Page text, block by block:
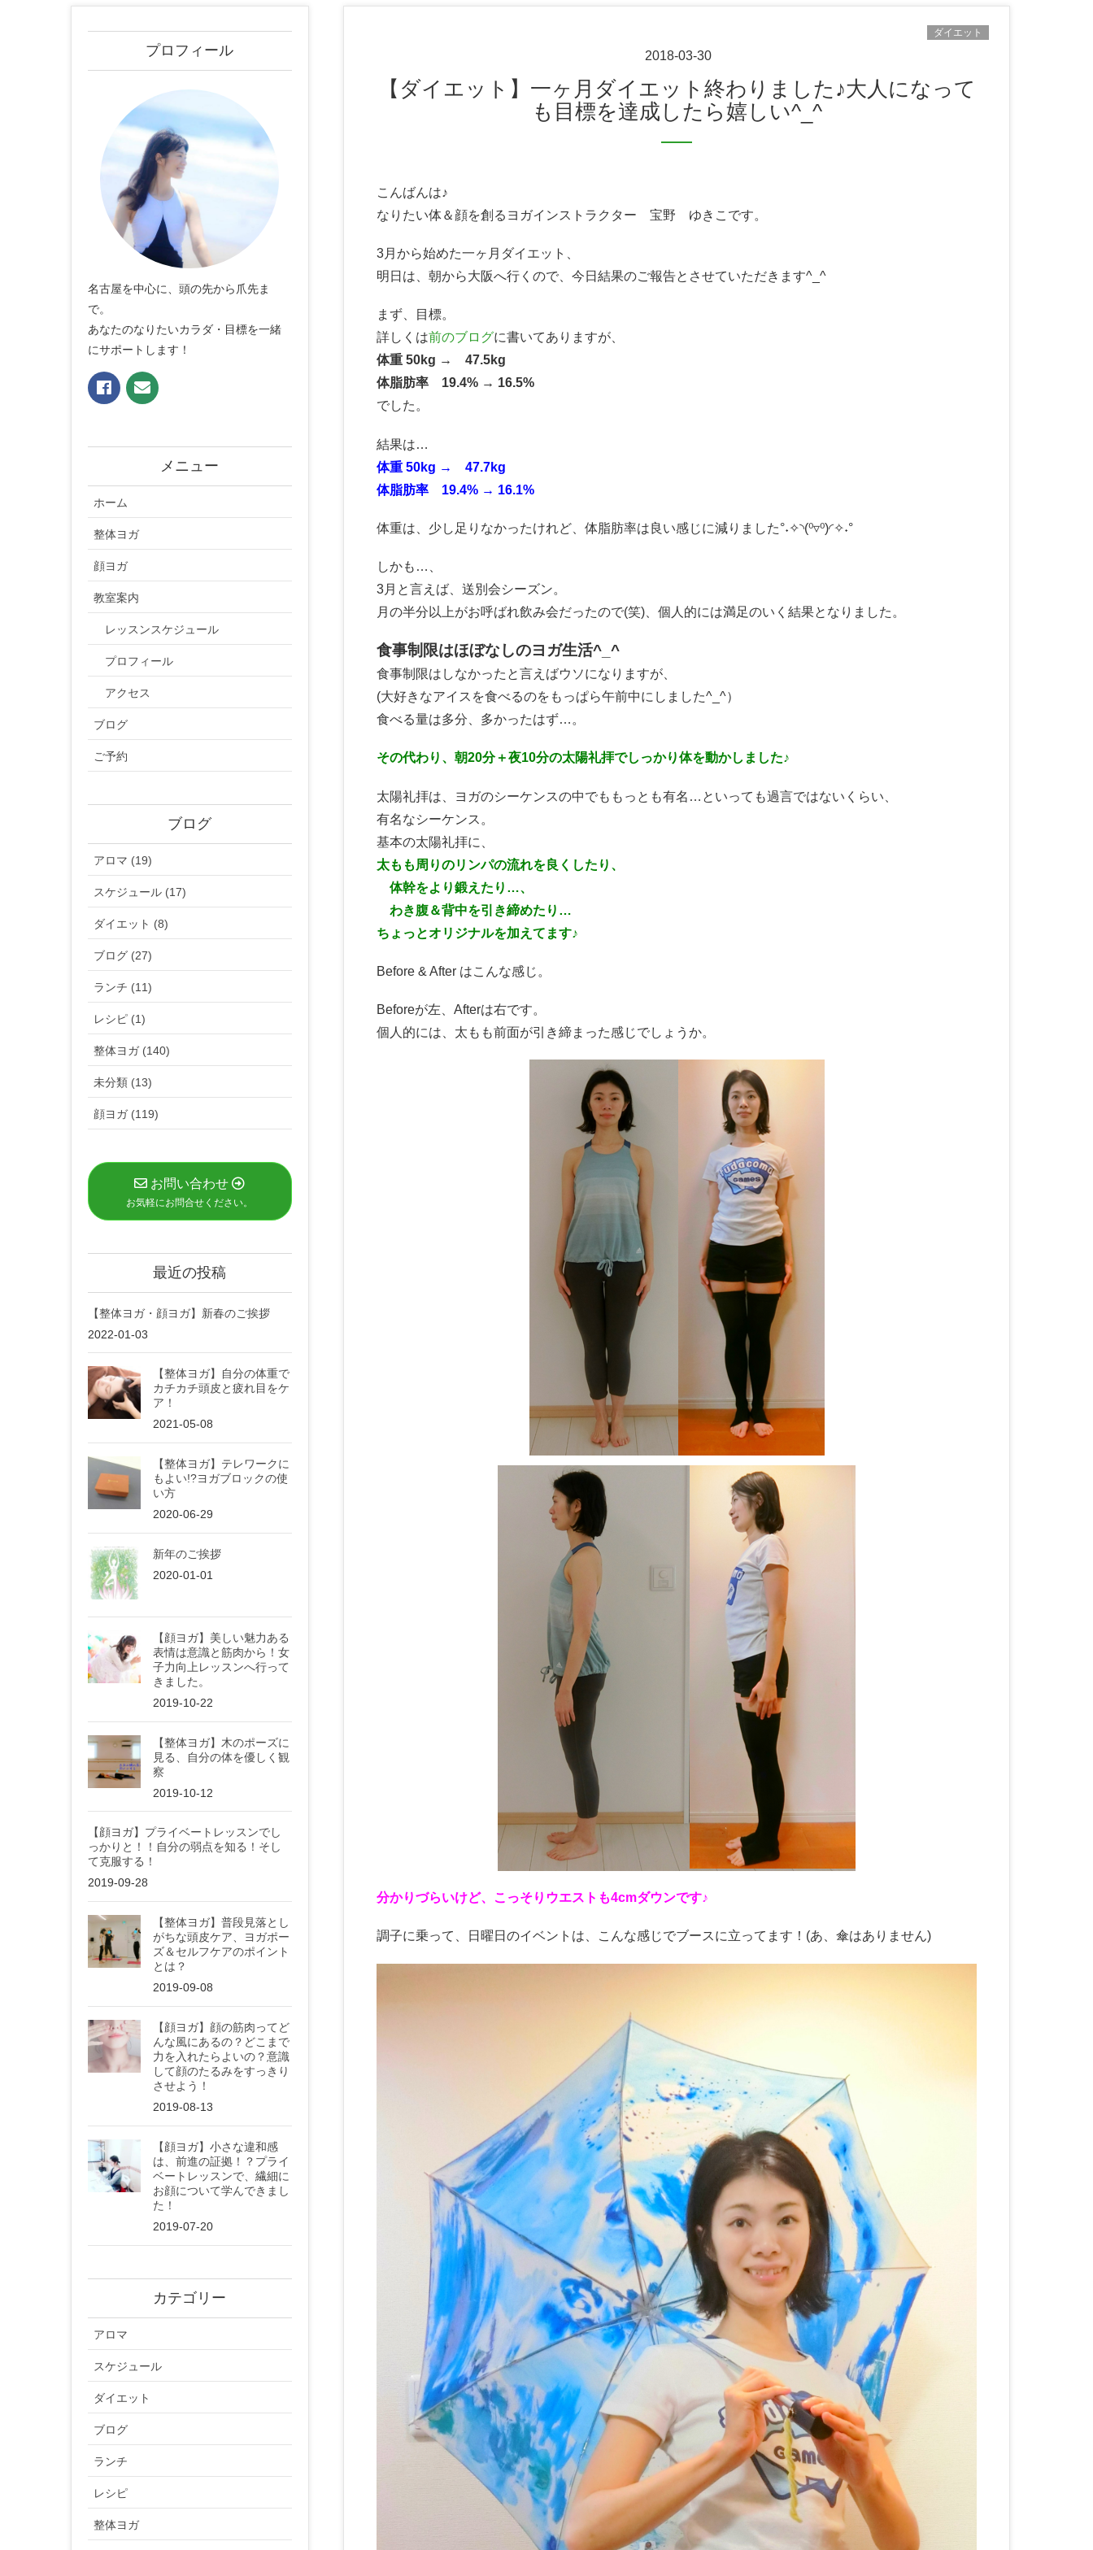
2018-03-30
ダイエット
【ダイエット】一ヶ月ダイエット終わりました♪大人になって
も目標を達成したら嬉しい^_^
こんばんは♪
なりたい体＆顔を創るヨガインストラクター 宝野 ゆきこです。
3月から始めた一ヶ月ダイエット、
明日は、朝から大阪へ行くので、今日結果のご報告とさせていただきます^_^
まず、目標。
詳しくは前のブログに書いてありますが、
体重 50kg → 47.5kg
体脂肪率 19.4% → 16.5%
でした。
結果は…
体重 50kg → 47.7kg
体脂肪率 19.4% → 16.1%
体重は、少し足りなかったけれど、体脂肪率は良い感じに減りました°˖✧◝(⁰▿⁰)◜✧˖°
しかも…、
3月と言えば、送別会シーズン。
月の半分以上がお呼ばれ飲み会だったので(笑)、個人的には満足のいく結果となりました。
食事制限はほぼなしのヨガ生活^_^
食事制限はしなかったと言えばウソになりますが、
(大好きなアイスを食べるのをもっぱら午前中にしました^_^）
食べる量は多分、多かったはず…。
その代わり、朝20分＋夜10分の太陽礼拝でしっかり体を動かしました♪
太陽礼拝は、ヨガのシーケンスの中でももっとも有名…といっても過言ではないくらい、
有名なシーケンス。
基本の太陽礼拝に、
太もも周りのリンパの流れを良くしたり、
体幹をより鍛えたり…、
わき腹＆背中を引き締めたり…
ちょっとオリジナルを加えてます♪
Before & After はこんな感じ。
Beforeが左、Afterは右です。
個人的には、太もも前面が引き締まった感じでしょうか。
分かりづらいけど、こっそりウエストも4cmダウンです♪
調子に乗って、日曜日のイベントは、こんな感じでブースに立ってます！(あ、傘はありません)
プロフィール
名古屋を中心に、頭の先から爪先ま
で。
あなたのなりたいカラダ・目標を一緒
にサポートします！
メニュー
ホーム
整体ヨガ
顔ヨガ
教室案内
レッスンスケジュール
プロフィール
アクセス
ブログ
ご予約
ブログ
アロマ (19)
スケジュール (17)
ダイエット (8)
ブログ (27)
ランチ (11)
レシピ (1)
整体ヨガ (140)
未分類 (13)
顔ヨガ (119)
お問い合わせ
お気軽にお問合せください。
最近の投稿
【整体ヨガ・顔ヨガ】新春のご挨拶
2022-01-03
【整体ヨガ】自分の体重で
カチカチ頭皮と疲れ目をケ
ア！
2021-05-08
【整体ヨガ】テレワークに
もよい!?ヨガブロックの使
い方
2020-06-29
新年のご挨拶
2020-01-01
【顔ヨガ】美しい魅力ある
表情は意識と筋肉から！女
子力向上レッスンへ行って
きました。
2019-10-22
【整体ヨガ】木のポーズに
見る、自分の体を優しく観
察
2019-10-12
【顔ヨガ】プライベートレッスンでし
っかりと！！自分の弱点を知る！そし
て克服する！
2019-09-28
【整体ヨガ】普段見落とし
がちな頭皮ケア、ヨガポー
ズ＆セルフケアのポイント
とは？
2019-09-08
【顔ヨガ】顔の筋肉ってど
んな風にあるの？どこまで
力を入れたらよいの？意識
して顔のたるみをすっきり
させよう！
2019-08-13
【顔ヨガ】小さな違和感
は、前進の証拠！？プライ
ベートレッスンで、繊細に
お顔について学んできまし
た！
2019-07-20
カテゴリー
アロマ
スケジュール
ダイエット
ブログ
ランチ
レシピ
整体ヨガ